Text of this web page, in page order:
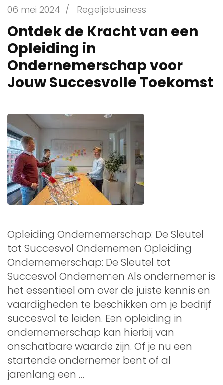
06 mei 2024 / Regeljebusiness
Ontdek de Kracht van een
Opleiding in
Ondernemerschap voor
Jouw Succesvolle Toekomst
Opleiding Ondernemerschap: De Sleutel
tot Succesvol Ondernemen Opleiding
Ondernemerschap: De Sleutel tot
Succesvol Ondernemen Als ondernemer is
het essentieel om over de juiste kennis en
vaardigheden te beschikken om je bedrijf
succesvol te leiden. Een opleiding in
ondernemerschap kan hierbij van
onschatbare waarde zijn. Of je nu een
startende ondernemer bent of al
jarenlang een …